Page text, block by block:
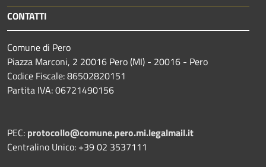
CONTATTI
Comune di Pero
Piazza Marconi, 2 20016 Pero (MI) - 20016 - Pero
Codice Fiscale: 86502820151
Partita IVA: 06721490156
PEC: protocollo@comune.pero.mi.legalmail.it
Centralino Unico: +39 02 3537111